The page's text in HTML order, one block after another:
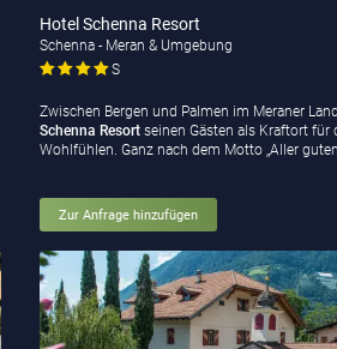
Hotel Schenna Resort
Schenna - Meran & Umgebung
S
Zwischen Bergen und Palmen im Meraner
Schenna Resortseinen Gästen als Kraftort für
Wohlfühlen. Ganz nach dem Motto „Aller
Zur Anfrage hinzufügen